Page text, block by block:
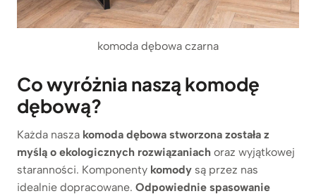
komoda dębowa czarna
Co wyróżnia naszą komodę
dębową?
Każda nasza komoda dębowa stworzona została z
myślą o ekologicznych rozwiązaniach oraz wyjątkowej
staranności. Komponenty komody są przez nas
idealnie dopracowane. Odpowiednie spasowanie